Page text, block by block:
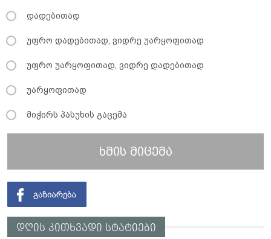
დადებითად
უფრო დადებითად, ვიდრე უარყოფითად
უფრო უარყოფითად, ვიდრე დადებითად
უარყოფითად
მიჭირს პასუხის გაცემა
ხმის მიცემა
დღის კითხვადი სტატიები